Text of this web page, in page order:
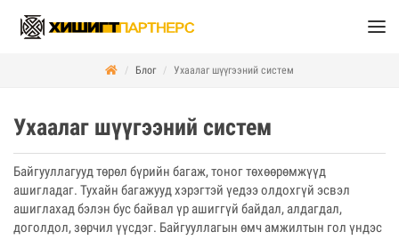
Блог Ухаалаг шүүгээний систем
Ухаалаг шүүгээний систем
Байгууллагууд төрөл бүрийн багаж, тоног төхөөрөмжүүд
ашигладаг. Тухайн багажууд хэрэгтэй үедээ олдохгүй эсвэл
ашиглахад бэлэн бус байвал үр ашиггүй байдал, алдагдал,
доголдол, зөрчил үүсдэг. Байгууллагын өмч амжилтын гол үндэс